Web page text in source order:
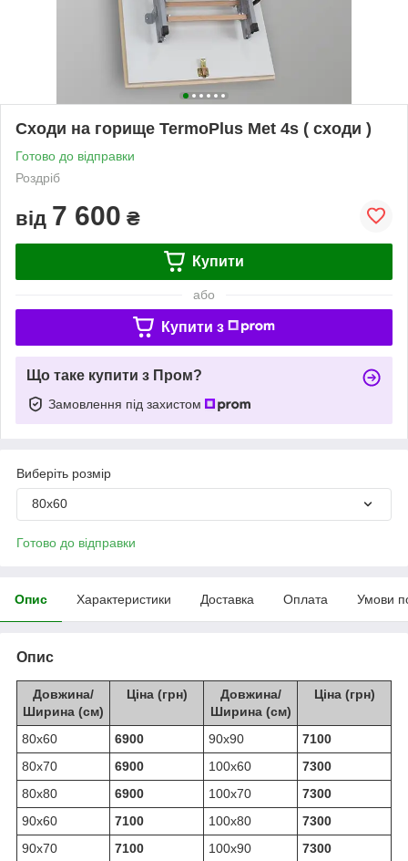
Сходи на горище TermoPlus Met 4s ( сходи )
Готово до відправки
Роздріб
від 7 600 ₴
Купити
або
Купити з
Що таке купити з Пром?
Замовлення під захистом
Виберіть розмір
80х60
Готово до відправки
Опис Характеристики Доставка Оплата Умови
Опис
Довжина/
Ширина (см)
Ціна (грн)
Довжина/
Ширина (см)
Ціна (грн)
80х60 6900 90х90
7100
80х70
6900 100х60
7300
80х80
6900 100х70
7300
90х60
7100 100х80
7300
90х70
7100 100х90
7300